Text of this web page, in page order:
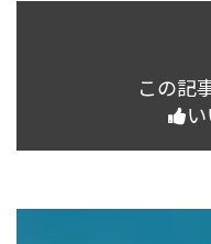
この記